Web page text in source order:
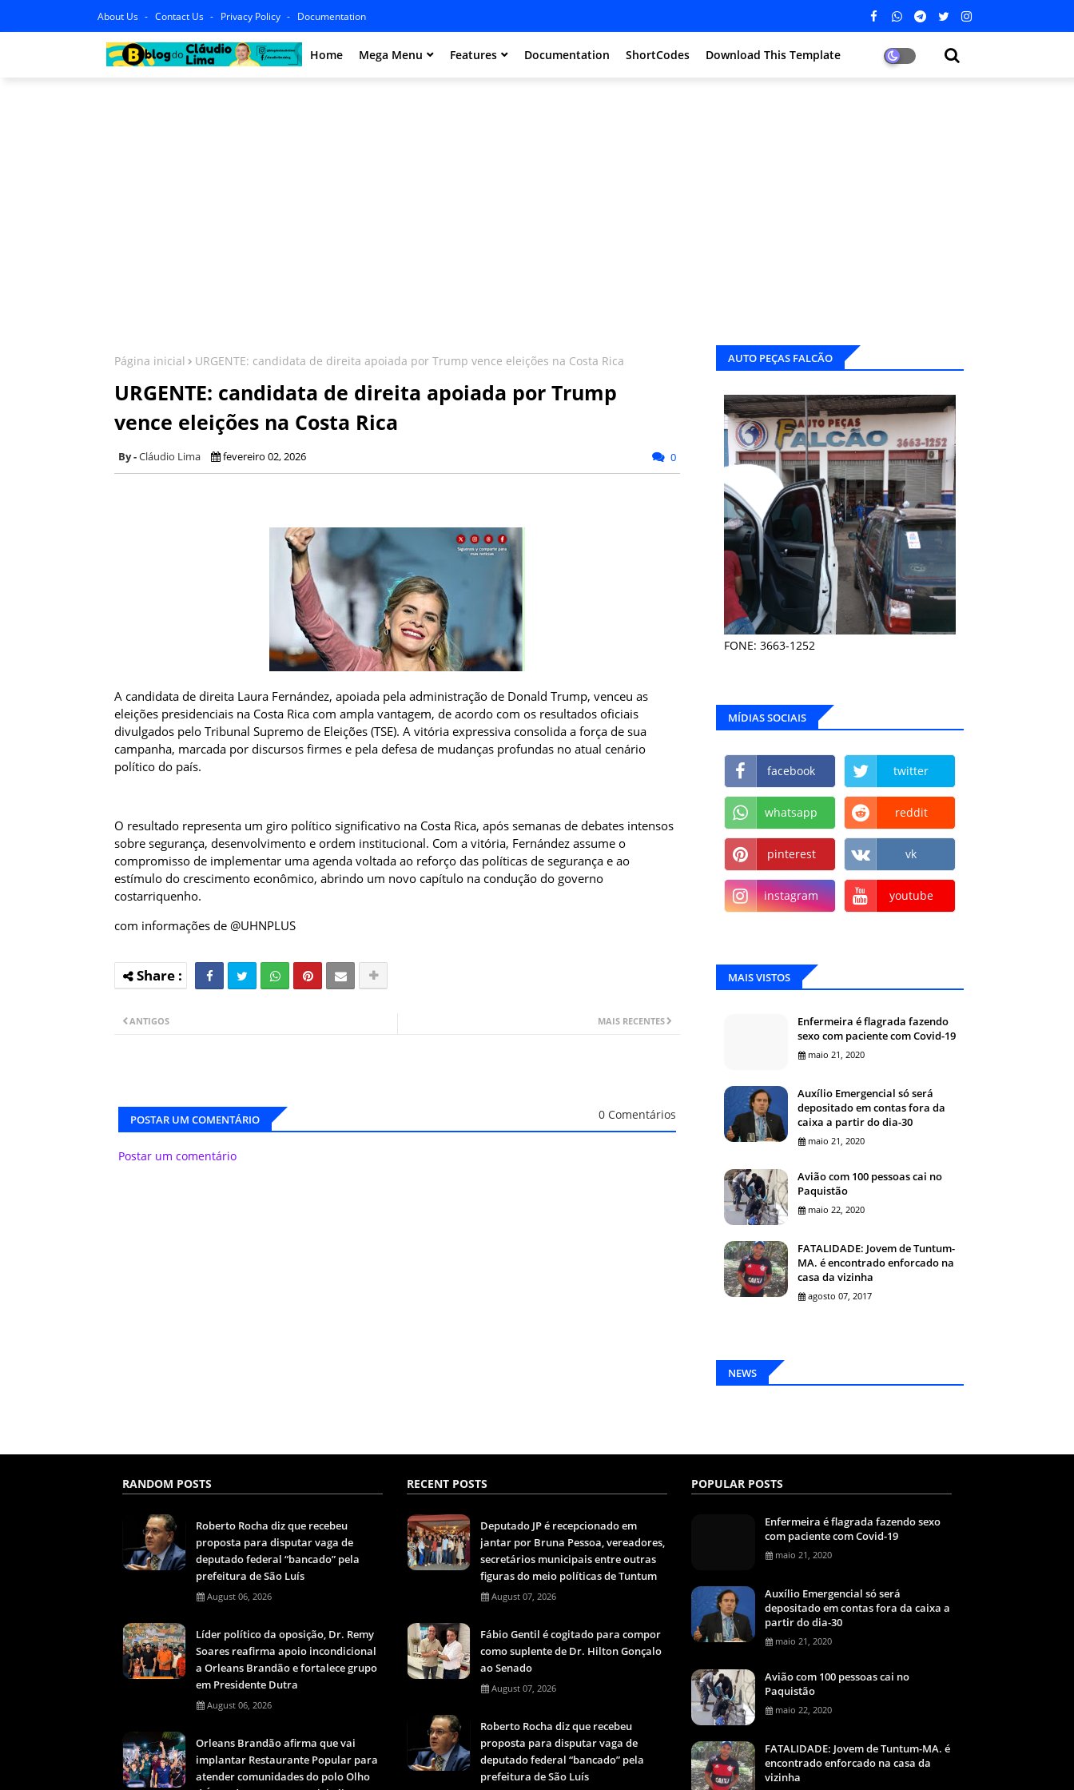
About Us Contact Us Privacy Policy Documentation
Home Mega Menu Features Documentation ShortCodes Download This Template
Página inicial URGENTE: candidata de direita apoiada por Trump vence eleições na Costa Rica
URGENTE: candidata de direita apoiada por Trump
vence eleições na Costa Rica
Cláudio Lima fevereiro 02, 2026 0
A candidata de direita Laura Fernández, apoiada pela administração de Donald Trump, venceu as
eleições presidenciais na Costa Rica com ampla vantagem, de acordo com os resultados oficiais
divulgados pelo Tribunal Supremo de Eleições (TSE). A vitória expressiva consolida a força de sua
campanha, marcada por discursos firmes e pela defesa de mudanças profundas no atual cenário
político do país.
O resultado representa um giro político significativo na Costa Rica, após semanas de debates intensos
sobre segurança, desenvolvimento e ordem institucional. Com a vitória, Fernández assume o
compromisso de implementar uma agenda voltada ao reforço das políticas de segurança e ao
estímulo do crescimento econômico, abrindo um novo capítulo na condução do governo
costarriquenho.
com informações de @UHNPLUS
MAIS RECENTES
ANTIGOS
POSTAR UM COMENTÁRIO 0 Comentários
Postar um comentário
AUTO PEÇAS FALCÃO
FONE: 3663-1252
MÍDIAS SOCIAIS
facebook twitter
whatsapp reddit
pinterest vk
instagram youtube
MAIS VISTOS
Enfermeira é flagrada fazendo
sexo com paciente com Covid-19
maio 21, 2020
Auxílio Emergencial só será
depositado em contas fora da
caixa a partir do dia-30
maio 21, 2020
Avião com 100 pessoas cai no
Paquistão
maio 22, 2020
FATALIDADE: Jovem de Tuntum-
MA. é encontrado enforcado na
casa da vizinha
agosto 07, 2017
NEWS
RANDOM POSTS
Roberto Rocha diz que recebeu
proposta para disputar vaga de
deputado federal “bancado” pela
prefeitura de São Luís
August 06, 2026
Líder político da oposição, Dr. Remy
Soares reafirma apoio incondicional
a Orleans Brandão e fortalece grupo
em Presidente Dutra
August 06, 2026
Orleans Brandão afirma que vai
implantar Restaurante Popular para
atender comunidades do polo Olho
RECENT POSTS
Deputado JP é recepcionado em
jantar por Bruna Pessoa, vereadores,
secretários municipais entre outras
figuras do meio políticas de Tuntum
August 07, 2026
Fábio Gentil é cogitado para compor
como suplente de Dr. Hilton Gonçalo
ao Senado
August 07, 2026
Roberto Rocha diz que recebeu
proposta para disputar vaga de
deputado federal “bancado” pela
prefeitura de São Luís
POPULAR POSTS
Enfermeira é flagrada fazendo sexo
com paciente com Covid-19
maio 21, 2020
Auxílio Emergencial só será
depositado em contas fora da caixa a
partir do dia-30
maio 21, 2020
Avião com 100 pessoas cai no
Paquistão
maio 22, 2020
FATALIDADE: Jovem de Tuntum-MA. é
encontrado enforcado na casa da
vizinha